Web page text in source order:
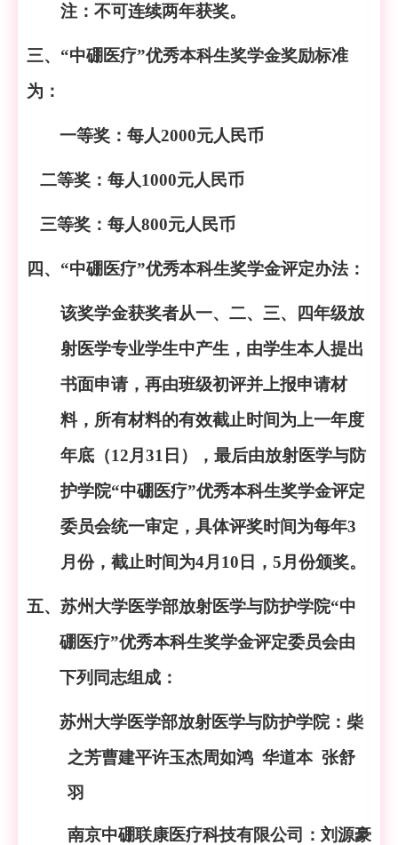
注：不可连续两年获奖。
三、 “中硼医疗”优秀本科生奖学金奖励标准
为：
一等奖：每人2000元人民币
二等奖：每人1000元人民币
三等奖：每人800元人民币
四、 “中硼医疗”优秀本科生奖学金评定办法：
该奖学金获奖者从一、二、三、四年级放
射医学专业学生中产生，由学生本人提出
书面申请，再由班级初评并上报申请材
料，所有材料的有效截止时间为上一年度
年底（12月31日），最后由放射医学与防
护学院“中硼医疗”优秀本科生奖学金评定
委员会统一审定，具体评奖时间为每年3
月份，截止时间为4月10日，5月份颁奖。
五、苏州大学医学部放射医学与防护学院“中
硼医疗”优秀本科生奖学金评定委员会由
下列同志组成：
苏州大学医学部放射医学与防护学院：柴
之芳曹建平许玉杰周如鸿 华道本 张舒
羽
南京中硼联康医疗科技有限公司 ：刘源豪